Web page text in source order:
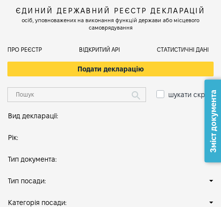
ЄДИНИЙ ДЕРЖАВНИЙ РЕЄСТР ДЕКЛАРАЦІЙ
осіб, уповноважених на виконання функцій держави або місцевого
самоврядування
ПРО РЕЄСТР ВІДКРИТИЙ АРІ СТАТИСТИЧНІ ДАНІ
Подати декларацію
шукати скрізь
Вид декларації:
Рік:
Тип документа:
Тип посади:
Категорія посади:
Зміст документа